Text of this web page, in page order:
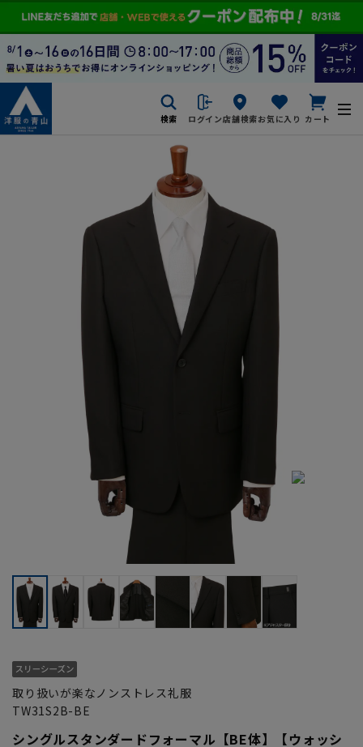
検索 ログイン店舗検索お気に入り カート
取り扱いが楽なノンストレス礼服
TW31S2B-BE
シングルスタンダードフォーマル【BE体】【ウォッシ